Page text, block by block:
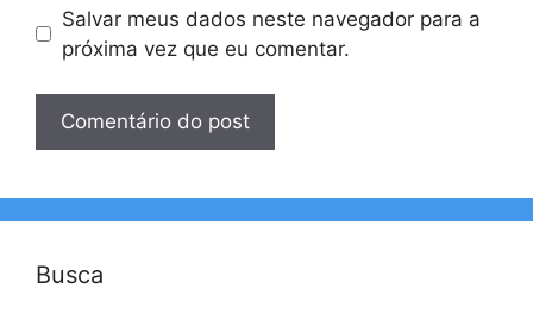
Salvar meus dados neste navegador para a
próxima vez que eu comentar.
Busca